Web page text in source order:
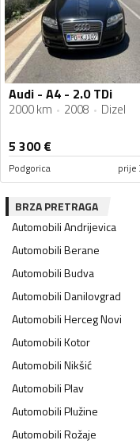
Audi - A4 - 2.0 TDi
2000 km 2008 Dizel
5 300€
Podgorica prije
BRZA PRETRAGA
AutomobiliAndrijevica
AutomobiliBerane
AutomobiliBudva
AutomobiliDanilovgrad
AutomobiliHerceg Novi
AutomobiliKotor
AutomobiliNikšić
AutomobiliPlav
AutomobiliPlužine
AutomobiliRožaje